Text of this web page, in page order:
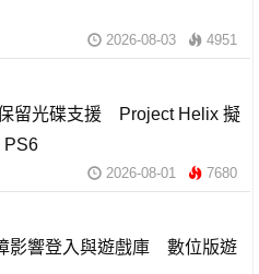
2026-08-03 4951
留光碟支援 Project Helix 擬
PS6
2026-08-01 7680
影響登入與遊戲庫 數位版遊